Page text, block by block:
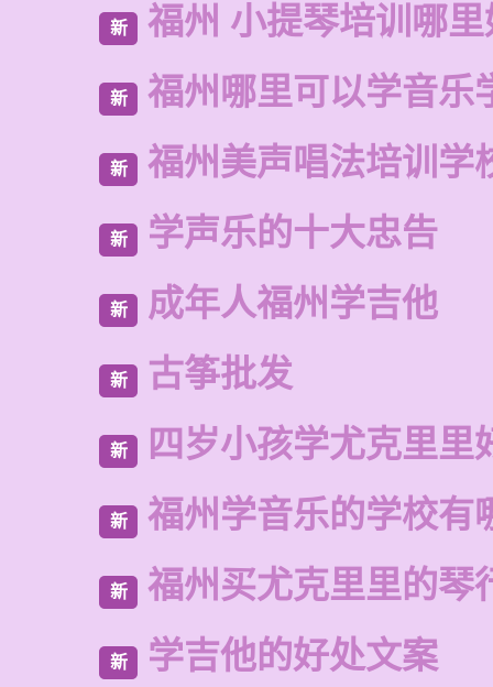
新 福州 小提琴培训哪
新 福州哪里可以学音乐
新 福州美声唱法培训学
新 学声乐的十大忠告
新 成年人福州学吉他
新 古筝批发
新 四岁小孩学尤克里里
新 福州学音乐的学校有
新 福州买尤克里里的琴
新 学吉他的好处文案